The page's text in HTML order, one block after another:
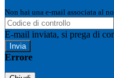
Non hai una e-mail associata al
E-mail inviata, si prega di
Errore